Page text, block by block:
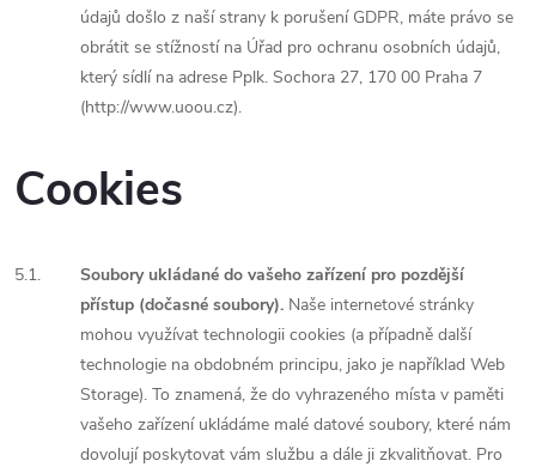
údajů došlo z naší strany k porušení GDPR, máte právo se
obrátit se stížností na Úřad pro ochranu osobních údajů,
který sídlí na adrese Pplk. Sochora 27, 170 00 Praha 7
(http://www.uoou.cz).
Cookies
5.1.
Soubory ukládané do vašeho zařízení pro pozdější
přístup (dočasné soubory). Naše internetové stránky
mohou využívat technologii cookies (a případně další
technologie na obdobném principu, jako je například Web
Storage). To znamená, že do vyhrazeného místa v paměti
vašeho zařízení ukládáme malé datové soubory, které nám
dovolují poskytovat vám službu a dále ji zkvalitňovat. Pro